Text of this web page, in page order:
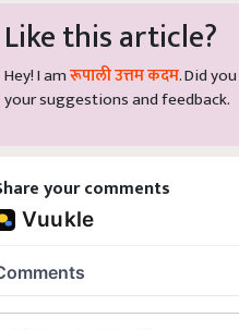
Like this article?
Hey! I am रूपाली उत्तम कदम . Did
your suggestions and feedback.
your comments